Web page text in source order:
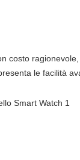
costo
le facilità